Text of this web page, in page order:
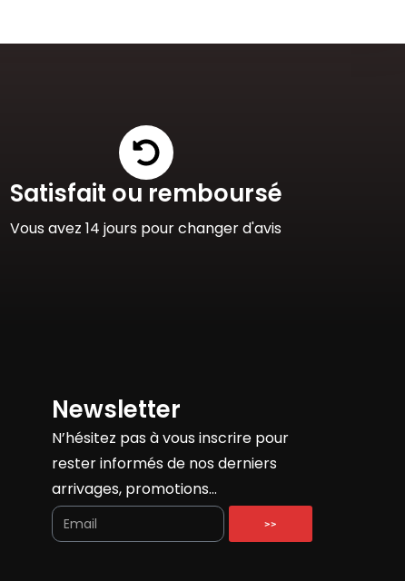
Satisfait ou remboursé
Vous avez 14 jours pour changer d'avis
Newsletter
N’hésitez pas à vous inscrire pour
rester informés de nos derniers
arrivages, promotions…
>>